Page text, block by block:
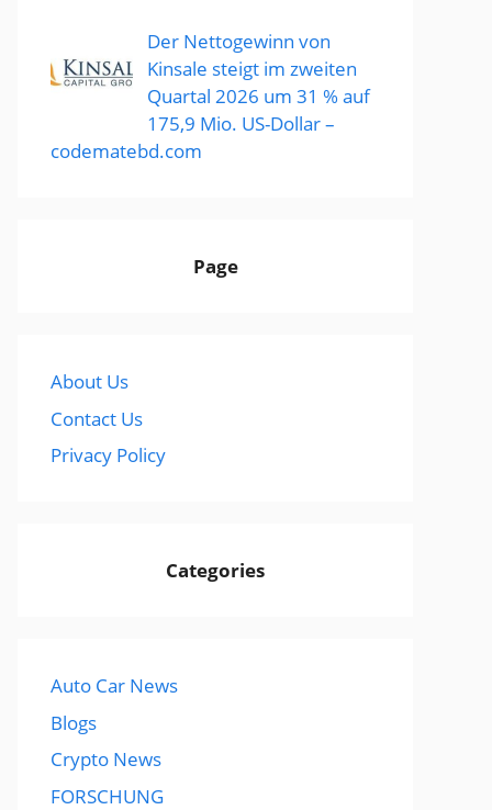
Der Nettogewinn von
Kinsale steigt im zweiten
Quartal 2026 um 31 % auf
175,9 Mio. US-Dollar –
codematebd.com
Page
About Us
Contact Us
Privacy Policy
Categories
Auto Car News
Blogs
Crypto News
FORSCHUNG